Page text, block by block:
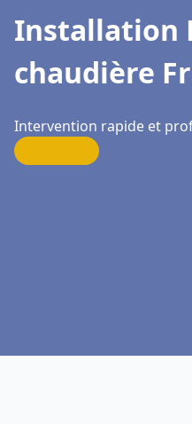
Installation
chaudière
Intervention rapide et